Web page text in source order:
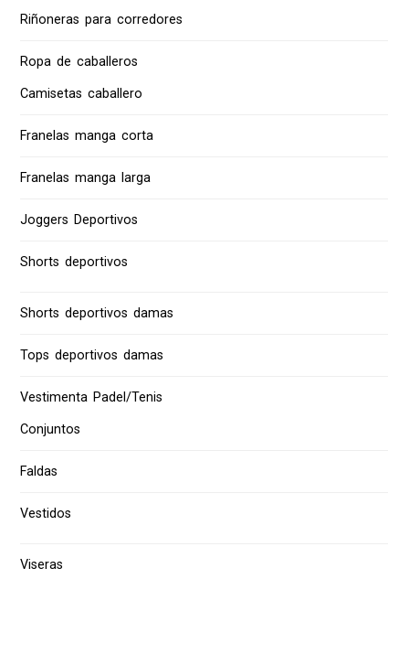
Riñoneras para corredores
Ropa de caballeros
Camisetas caballero
Franelas manga corta
Franelas manga larga
Joggers Deportivos
Shorts deportivos
Shorts deportivos damas
Tops deportivos damas
Vestimenta Padel/Tenis
Conjuntos
Faldas
Vestidos
Viseras